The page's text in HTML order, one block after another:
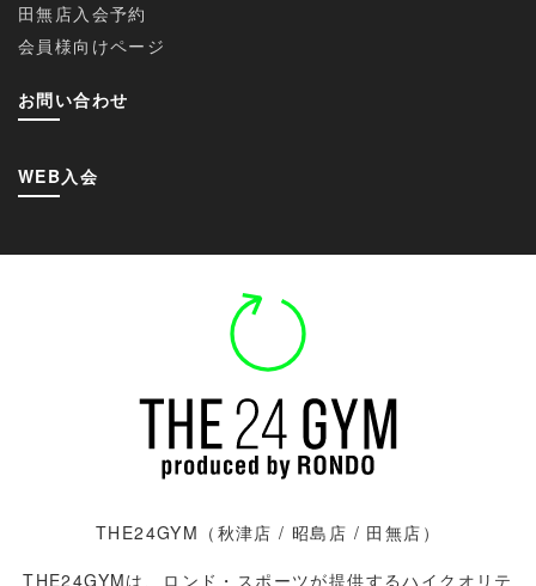
田無店入会予約
会員様向けページ
お問い合わせ
WEB入会
THE24GYM（ 秋津店 / 昭島店 / 田無店）
THE24GYMは、ロンド・スポーツが提供するハイクオリテ